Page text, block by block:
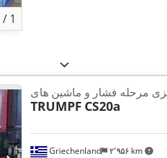
/ 1
Griechenland ۲٬۹۵۶ km
TRUMPF CS20a